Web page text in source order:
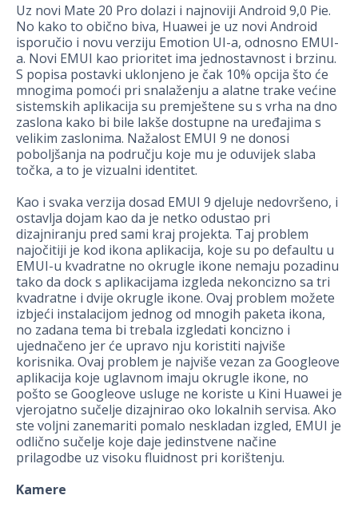
Uz novi Mate 20 Pro dolazi i najnoviji Android 9,0 Pie.
No kako to obično biva, Huawei je uz novi Android
isporučio i novu verziju Emotion UI-a, odnosno EMUI-
a. Novi EMUI kao prioritet ima jednostavnost i brzinu.
S popisa postavki uklonjeno je čak 10% opcija što će
mnogima pomoći pri snalaženju a alatne trake većine
sistemskih aplikacija su premještene su s vrha na dno
zaslona kako bi bile lakše dostupne na uređajima s
velikim zaslonima. Nažalost EMUI 9 ne donosi
poboljšanja na području koje mu je oduvijek slaba
točka, a to je vizualni identitet.
Kao i svaka verzija dosad EMUI 9 djeluje nedovršeno, i
ostavlja dojam kao da je netko odustao pri
dizajniranju pred sami kraj projekta. Taj problem
najočitiji je kod ikona aplikacija, koje su po defaultu u
EMUI-u kvadratne no okrugle ikone nemaju pozadinu
tako da dock s aplikacijama izgleda nekoncizno sa tri
kvadratne i dvije okrugle ikone. Ovaj problem možete
izbjeći instalacijom jednog od mnogih paketa ikona,
no zadana tema bi trebala izgledati koncizno i
ujednačeno jer će upravo nju koristiti najviše
korisnika. Ovaj problem je najviše vezan za Googleove
aplikacija koje uglavnom imaju okrugle ikone, no
pošto se Googleove usluge ne koriste u Kini Huawei je
vjerojatno sučelje dizajnirao oko lokalnih servisa. Ako
ste voljni zanemariti pomalo neskladan izgled, EMUI je
odlično sučelje koje daje jedinstvene načine
prilagodbe uz visoku fluidnost pri korištenju.
Kamere